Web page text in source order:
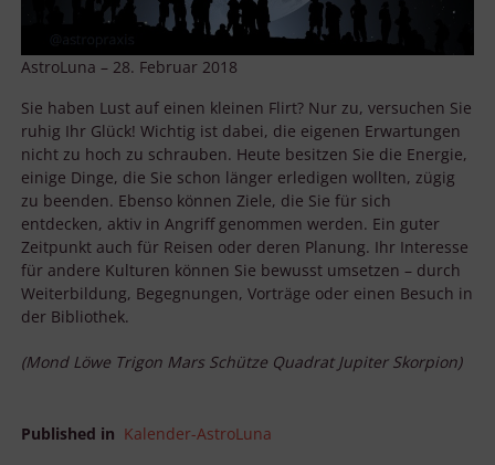
AstroLuna – 28. Februar 2018
Sie haben Lust auf einen kleinen Flirt? Nur zu, versuchen Sie
ruhig Ihr Glück! Wichtig ist dabei, die eigenen Erwartungen
nicht zu hoch zu schrauben. Heute besitzen Sie die Energie,
einige Dinge, die Sie schon länger erledigen wollten, zügig
zu beenden. Ebenso können Ziele, die Sie für sich
entdecken, aktiv in Angriff genommen werden. Ein guter
Zeitpunkt auch für Reisen oder deren Planung. Ihr Interesse
für andere Kulturen können Sie bewusst umsetzen – durch
Weiterbildung, Begegnungen, Vorträge oder einen Besuch in
der Bibliothek.
(Mond Löwe Trigon Mars Schütze Quadrat Jupiter Skorpion)
Published in Kalender-AstroLuna